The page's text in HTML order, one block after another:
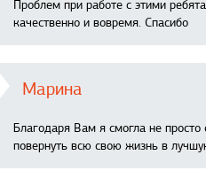
Проблем при работе с этими
качественно и вовремя. Спасибо
Марина
Благодаря Вам я смогла не просто
повернуть всю свою жизнь в